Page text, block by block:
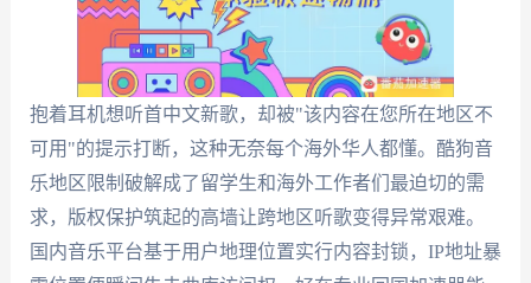
抱着耳机想听首中文新歌，却被"该内容在您所在地区不
可用"的提示打断，这种无奈每个海外华人都懂。酷狗音
乐地区限制破解成了留学生和海外工作者们最迫切的需
求，版权保护筑起的高墙让跨地区听歌变得异常艰难。
国内音乐平台基于用户地理位置实行内容封锁，IP地址暴